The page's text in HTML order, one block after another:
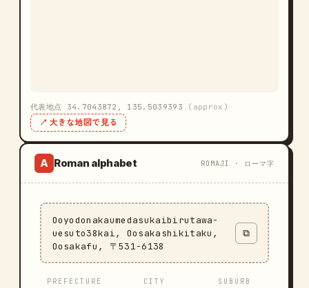
代表地点 34.7043872, 135.5039393 (approx)
↗ 大きな地図で見る
A Roman alphabet ROMAJI · ローマ字
Ooyodonakaumedasukaibirutawa-
uesuto38kai, Oosakashikitaku,
Oosakafu, 〒531-6138
⧉
PREFECTURE CITY SUBURB